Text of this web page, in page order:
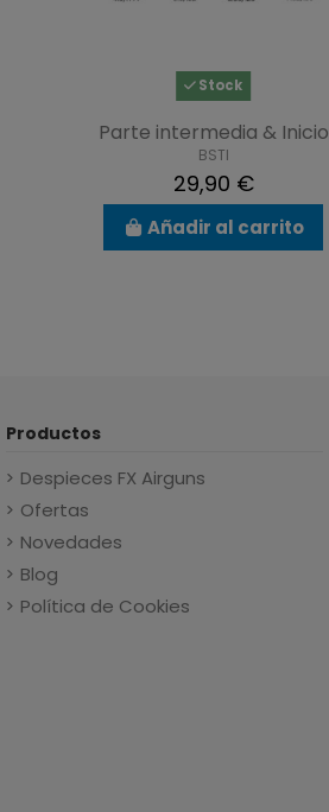
Stock
Parte intermedia & Inicio
BSTI
29,90 €
Añadir al carrito
Productos
Despieces FX Airguns
Ofertas
Novedades
Blog
Política de Cookies